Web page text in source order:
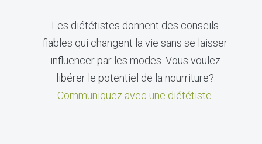
Les diététistes donnent des conseils
fiables qui changent la vie sans se laisser
influencer par les modes. Vous voulez
libérer le potentiel de la nourriture?
Communiquez avec une diététiste